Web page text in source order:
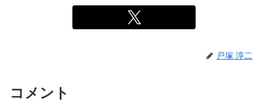
戸塚 淳二
コメント